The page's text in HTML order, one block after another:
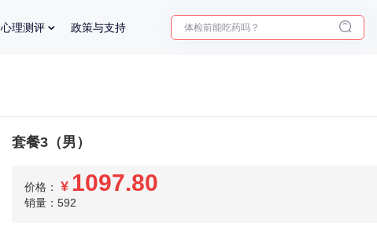
心理测评 政策与支持 十大理由告诉你为什么要买保险
套餐3（男）
价格： ¥ 1097.80
销量：592